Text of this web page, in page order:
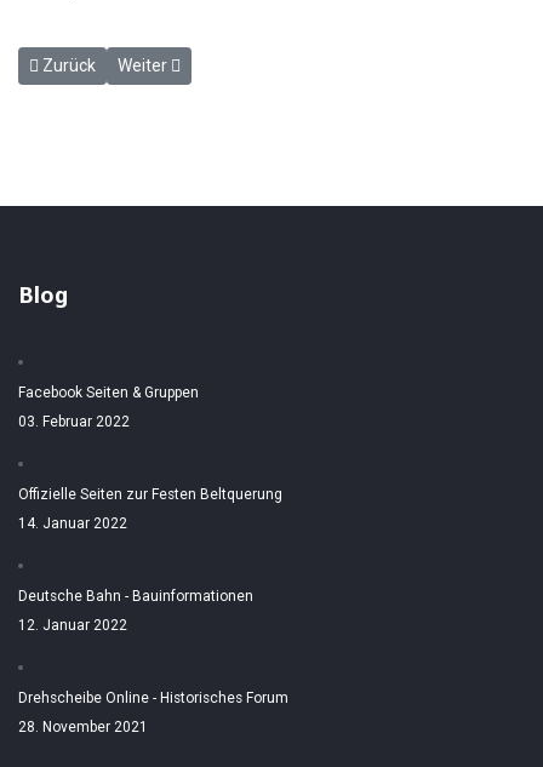
Vorheriger Beitrag: Kutterfischerei vor Strukturwandel -
Zurück Nächster Beitrag: B 207 einseitig gesperrt -
Weiter
Blog
Facebook Seiten & Gruppen
03. Februar 2022
Offizielle Seiten zur Festen Beltquerung
14. Januar 2022
Deutsche Bahn - Bauinformationen
12. Januar 2022
Drehscheibe Online - Historisches Forum
28. November 2021